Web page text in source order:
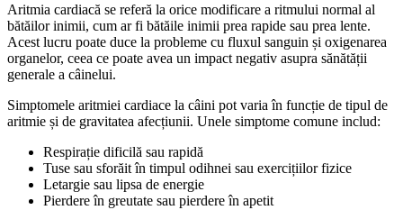
Aritmia cardiacă se referă la orice modificare a ritmului normal al
bătăilor inimii, cum ar fi bătăile inimii prea rapide sau prea lente.
Acest lucru poate duce la probleme cu fluxul sanguin și oxigenarea
organelor, ceea ce poate avea un impact negativ asupra sănătății
generale a câinelui.
Simptomele aritmiei cardiace la câini pot varia în funcție de tipul de
aritmie și de gravitatea afecțiunii. Unele simptome comune includ:
Respirație dificilă sau rapidă
Tuse sau sforăit în timpul odihnei sau exercițiilor fizice
Letargie sau lipsa de energie
Pierdere în greutate sau pierdere în apetit